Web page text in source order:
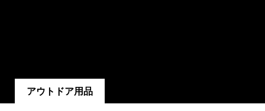
アウトドア用品